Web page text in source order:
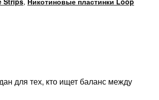
для тех, кто ищет баланс между